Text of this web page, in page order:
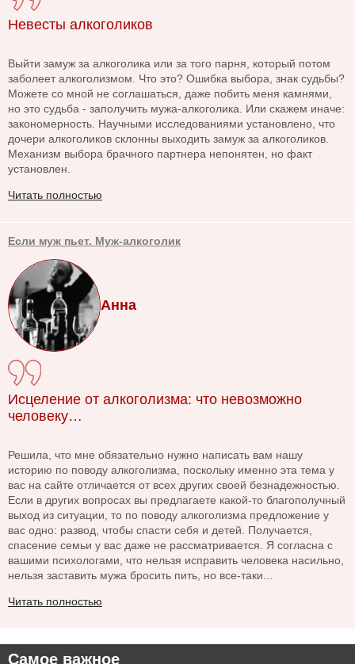
Самое важное
Невесты алкоголиков
Выйти замуж за алкоголика или за того парня, который потом
заболеет алкоголизмом. Что это? Ошибка выбора, знак судьбы?
Можете со мной не соглашаться, даже побить меня камнями,
но это судьба - заполучить мужа-алкоголика. Или скажем иначе:
закономерность. Научными исследованиями установлено, что
дочери алкоголиков склонны выходить замуж за алкоголиков.
Механизм выбора брачного партнера непонятен, но факт
установлен.
Читать полностью
Если муж пьет. Муж-алкоголик
Анна
Исцеление от алкоголизма: что невозможно
человеку…
Решила, что мне обязательно нужно написать вам нашу
историю по поводу алкоголизма, поскольку именно эта тема у
вас на сайте отличается от всех других своей безнадежностью.
Если в других вопросах вы предлагаете какой-то благополучный
выход из ситуации, то по поводу алкоголизма предложение у
вас одно: развод, чтобы спасти себя и детей. Получается,
спасение семьи у вас даже не рассматривается. Я согласна с
вашими психологами, что нельзя исправить человека насильно,
нельзя заставить мужа бросить пить, но все-таки...
Читать полностью